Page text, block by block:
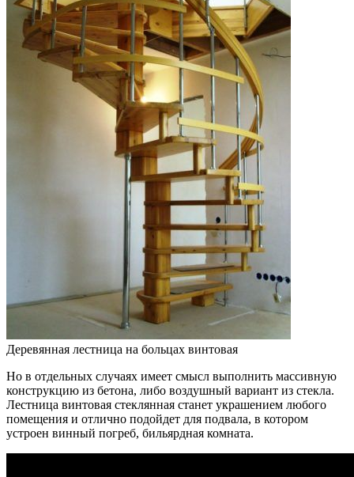
Деревянная лестница на больцах винтовая
Но в отдельных случаях имеет смысл выполнить массивную
конструкцию из бетона, либо воздушный вариант из стекла.
Лестница винтовая стеклянная станет украшением любого
помещения и отлично подойдет для подвала, в котором
устроен винный погреб, бильярдная комната.